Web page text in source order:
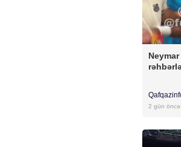
2 gün öncə